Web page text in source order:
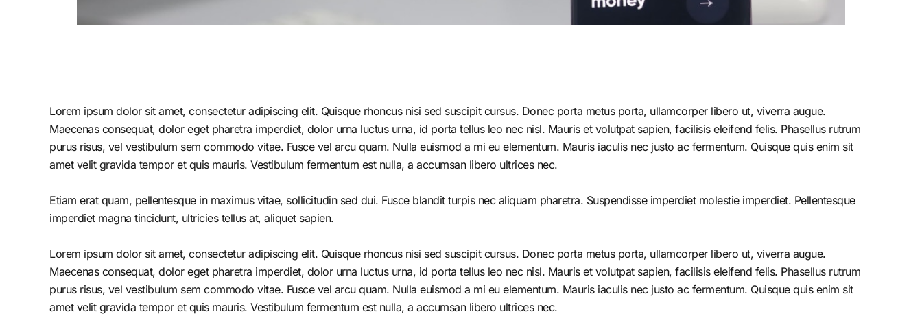
Lorem ipsum dolor sit amet, consectetur adipiscing elit. Quisque rhoncus nisi sed suscipit cursus. Donec porta metus porta, ullamcorper libero ut, viverra augue.
Maecenas consequat, dolor eget pharetra imperdiet, dolor urna luctus urna, id porta tellus leo nec nisl. Mauris et volutpat sapien, facilisis eleifend felis. Phasellus rutrum
purus risus, vel vestibulum sem commodo vitae. Fusce vel arcu quam. Nulla euismod a mi eu elementum. Mauris iaculis nec justo ac fermentum. Quisque quis enim sit
amet velit gravida tempor et quis mauris. Vestibulum fermentum est nulla, a accumsan libero ultrices nec.
Etiam erat quam, pellentesque in maximus vitae, sollicitudin sed dui. Fusce blandit turpis nec aliquam pharetra. Suspendisse imperdiet molestie imperdiet. Pellentesque
imperdiet magna tincidunt, ultricies tellus at, aliquet sapien.
Lorem ipsum dolor sit amet, consectetur adipiscing elit. Quisque rhoncus nisi sed suscipit cursus. Donec porta metus porta, ullamcorper libero ut, viverra augue.
Maecenas consequat, dolor eget pharetra imperdiet, dolor urna luctus urna, id porta tellus leo nec nisl. Mauris et volutpat sapien, facilisis eleifend felis. Phasellus rutrum
purus risus, vel vestibulum sem commodo vitae. Fusce vel arcu quam. Nulla euismod a mi eu elementum. Mauris iaculis nec justo ac fermentum. Quisque quis enim sit
amet velit gravida tempor et quis mauris. Vestibulum fermentum est nulla, a accumsan libero ultrices nec.